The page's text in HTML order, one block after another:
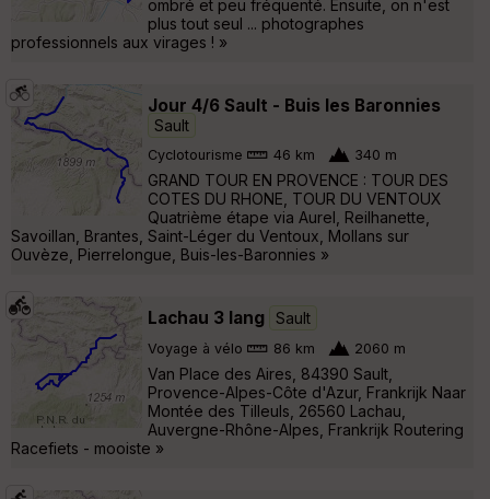
ombré et peu fréquenté. Ensuite, on n'est
plus tout seul ... photographes
professionnels aux virages ! »
Jour 4/6 Sault - Buis les Baronnies
Sault
Cyclotourisme 46 km 340 m
GRAND TOUR EN PROVENCE : TOUR DES
COTES DU RHONE, TOUR DU VENTOUX
Quatrième étape via Aurel, Reilhanette,
Savoillan, Brantes, Saint-Léger du Ventoux, Mollans sur
Ouvèze, Pierrelongue, Buis-les-Baronnies »
Lachau 3 lang Sault
Voyage à vélo 86 km 2060 m
Van Place des Aires, 84390 Sault,
Provence-Alpes-Côte d'Azur, Frankrijk Naar
Montée des Tilleuls, 26560 Lachau,
Auvergne-Rhône-Alpes, Frankrijk Routering
Racefiets - mooiste »